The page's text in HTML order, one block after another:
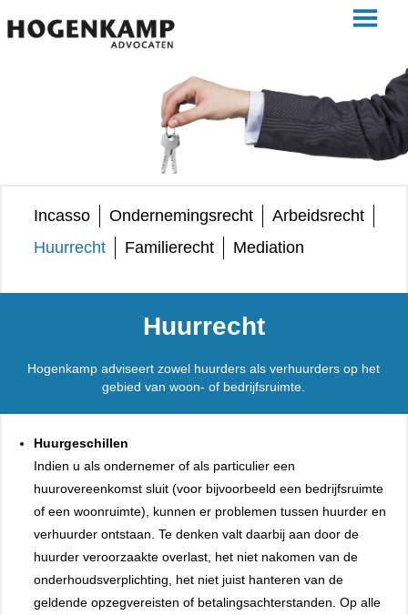
Incasso Ondernemingsrecht
Arbeidsrecht
Huurrecht
Familierecht Mediation
Huurrecht
Hogenkamp adviseert zowel huurders als verhuurders op het
gebied van woon- of bedrijfsruimte.
Huurgeschillen
Indien u als ondernemer of als particulier een
huurovereenkomst sluit (voor bijvoorbeeld een bedrijfsruimte
of een woonruimte), kunnen er problemen tussen huurder en
verhuurder ontstaan. Te denken valt daarbij aan door de
huurder veroorzaakte overlast, het niet nakomen van de
onderhoudsverplichting, het niet juist hanteren van de
geldende opzegvereisten of betalingsachterstanden. Op alle